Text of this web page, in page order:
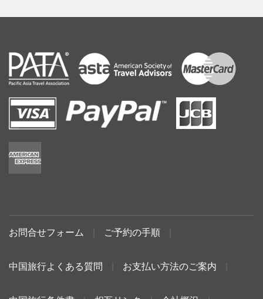
お問合せフォーム ご予約の手順
中国旅行よくある質問 お支払い方法のご案内